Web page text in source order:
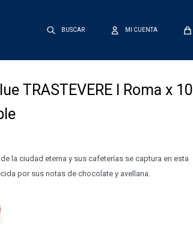
TRASTEVERE l Roma x 10
la ciudad eterna y sus cafeterías se captura en esta
por sus notas de chocolate y avellana.